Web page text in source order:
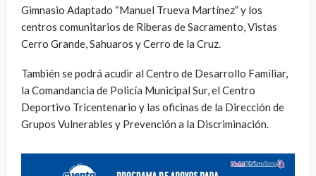
Gimnasio Adaptado “Manuel Trueva Martínez” y los
centros comunitarios de Riberas de Sacramento, Vistas
Cerro Grande, Sahuaros y Cerro de la Cruz.
También se podrá acudir al Centro de Desarrollo Familiar,
la Comandancia de Policía Municipal Sur, el Centro
Deportivo Tricentenario y las oficinas de la Dirección de
Grupos Vulnerables y Prevención a la Discriminación.